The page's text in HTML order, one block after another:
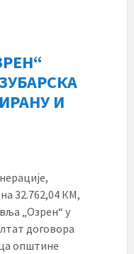
И
32.762,04 КМ,
„Озрен“ у
договора
општине